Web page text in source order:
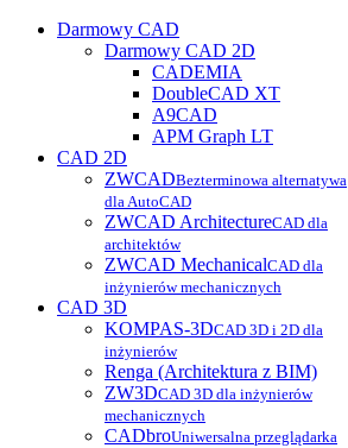
Darmowy CAD
Darmowy CAD 2D
CADEMIA
DoubleCAD XT
A9CAD
APM Graph LT
CAD 2D
ZWCADBezterminowa alternatywa
dla AutoCAD
ZWCAD ArchitectureCAD dla
architektów
ZWCAD MechanicalCAD dla
inżynierów mechanicznych
CAD 3D
KOMPAS-3DCAD 3D i 2D dla
inżynierów
Renga (Architektura z BIM)
ZW3DCAD 3D dla inżynierów
mechanicznych
CADbroUniwersalna przeglądarka